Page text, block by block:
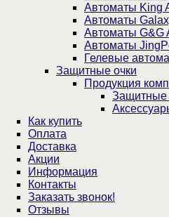
Автоматы King
Автоматы
Автоматы G&G
Автоматы
Гелевые
Защитные очки
Продукция
Защитные
Как купить
Оплата
Доставка
Акции
Информация
Контакты
Заказать звонок!
Отзывы